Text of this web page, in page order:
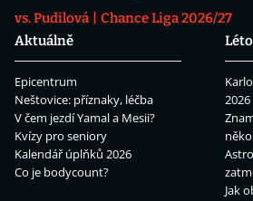
vs. Pudilová
Chance Liga 2026/27
Aktuálně
Epicentrum
Neštovice: příznaky, léčba
V čem jezdí Yamal a Mesii?
Kvízy pro seniory
Kalendář úplňků 2026
Co je bodycount?
2026
Jak